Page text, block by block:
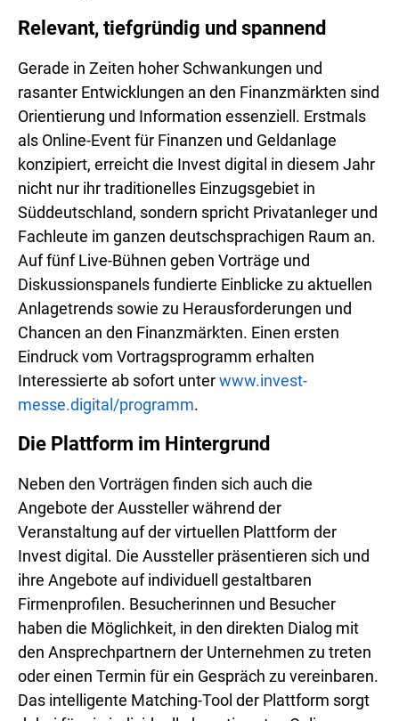
Relevant, tiefgründig und spannend
Gerade in Zeiten hoher Schwankungen und
rasanter Entwicklungen an den Finanzmärkten sind
Orientierung und Information essenziell. Erstmals
als Online-Event für Finanzen und Geldanlage
konzipiert, erreicht die Invest digital in diesem Jahr
nicht nur ihr traditionelles Einzugsgebiet in
Süddeutschland, sondern spricht Privatanleger und
Fachleute im ganzen deutschsprachigen Raum an.
Auf fünf Live-Bühnen geben Vorträge und
Diskussionspanels fundierte Einblicke zu aktuellen
Anlagetrends sowie zu Herausforderungen und
Chancen an den Finanzmärkten. Einen ersten
Eindruck vom Vortragsprogramm erhalten
Interessierte ab sofort unterwww.invest-
messe.digital/programm.
Die Plattform im Hintergrund
Neben den Vorträgen finden sich auch die
Angebote der Aussteller während der
Veranstaltung auf der virtuellen Plattform der
Invest digital. Die Aussteller präsentieren sich und
ihre Angebote auf individuell gestaltbaren
Firmenprofilen. Besucherinnen und Besucher
haben die Möglichkeit, in den direkten Dialog mit
den Ansprechpartnern der Unternehmen zu treten
oder einen Termin für ein Gespräch zu vereinbaren.
Das intelligente Matching-Tool der Plattform sorgt